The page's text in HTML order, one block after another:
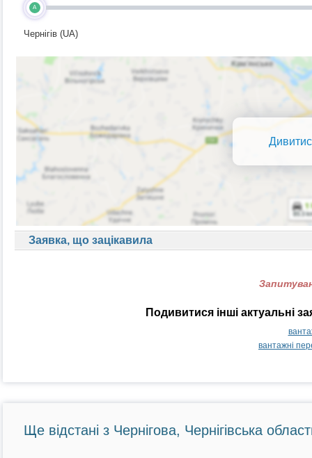
A
Чернігів (UA)
Заявка, що зацікавила
Подивитися інші актуальні
вантажні
Ще відстані з Чернігова, Чернігівська